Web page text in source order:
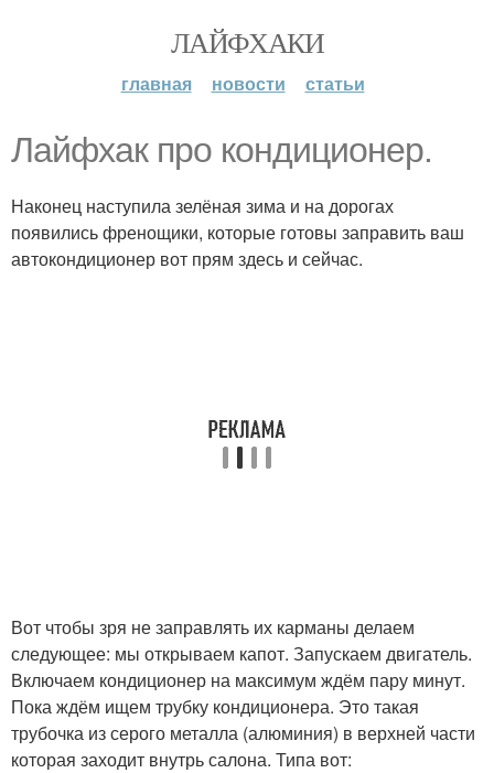
ЛАЙФХАКИ
главная новости статьи
Лайфхак про кондиционер.
Наконец наступила зелёная зима и на дорогах
появились френощики, которые готовы заправить ваш
автокондиционер вот прям здесь и сейчас.
Вот чтобы зря не заправлять их карманы делаем
следующее: мы открываем капот. Запускаем двигатель.
Включаем кондиционер на максимум ждём пару минут.
Пока ждём ищем трубку кондиционера. Это такая
трубочка из серого металла (алюминия) в верхней части
которая заходит внутрь салона. Типа вот: